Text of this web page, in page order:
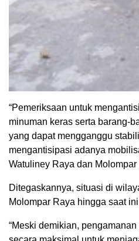
“Pemeriksaan untuk
minuman keras serta barang-
yang dapat mengganggu
mengantisipasi adanya
Watuliney Raya dan
Ditegaskannya, situasi di
Molompar Raya hingga saat
“Meski demikian,